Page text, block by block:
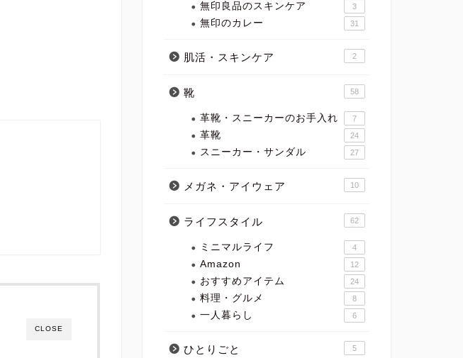
CLOSE
無印良品のスキンケア 3
無印のカレー 31
肌活・スキンケア 2
靴 58
革靴・スニーカーのお手入れ 7
革靴 24
スニーカー・サンダル 27
メガネ・アイウェア 10
ライフスタイル 62
ミニマルライフ 4
Amazon 12
おすすめアイテム 24
料理・グルメ 8
一人暮らし 6
ひとりごと 5